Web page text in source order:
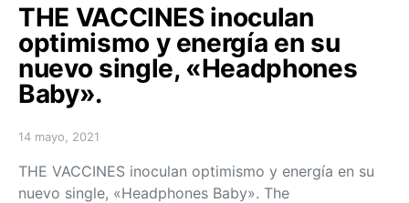
THE VACCINES inoculan
optimismo y energía en su
nuevo single, «Headphones
Baby».
Posted on
14 mayo, 2021
THE VACCINES inoculan optimismo y energía en su
nuevo single, «Headphones Baby». The